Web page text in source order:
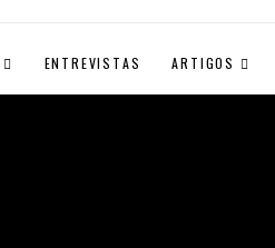
ENTREVISTAS ARTIGOS